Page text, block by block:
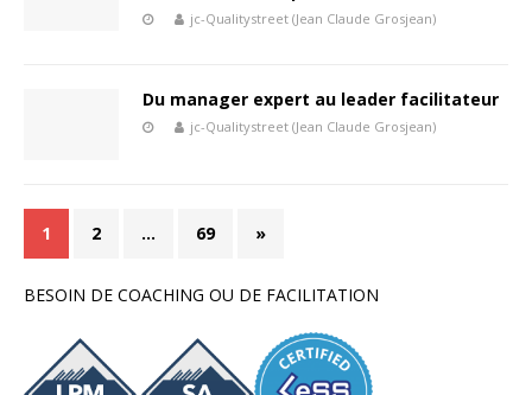
jc-Qualitystreet (Jean Claude Grosjean)
Du manager expert au leader facilitateur
jc-Qualitystreet (Jean Claude Grosjean)
1 2 … 69 »
BESOIN DE COACHING OU DE FACILITATION